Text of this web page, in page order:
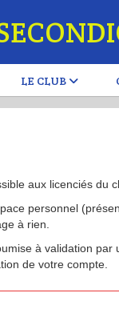
LE CLUB
aux licenciés du
personnel
à rien.
à validation par
de votre compte.